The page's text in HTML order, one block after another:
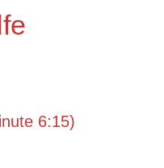
6:15)